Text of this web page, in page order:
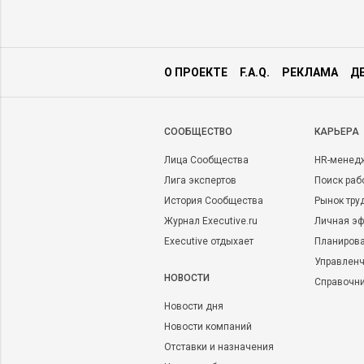
О ПРОЕКТЕ F.A.Q. РЕКЛАМА
CООБЩЕСТВО
Лица Сообщества
Лига экспертов
История Сообщества
Журнал Executive.ru
Executive отдыхает
НОВОСТИ
Новости дня
Новости компаний
Отставки и назначения
КАРЬЕРА
HR-
Поиск
Рынок
Личная